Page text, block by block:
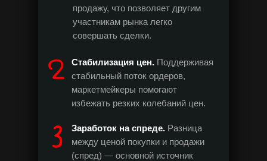
продажу, что позволяет другим
участникам рынка легко
совершать сделки.
Стабилизация цен. Поддерживая
стабильный поток ордеров,
маркетмейкеры помогают
избежать резких колебаний цен.
Заработок на спреде. Разница
между ценой покупки и продажи
(спред) — основной источник